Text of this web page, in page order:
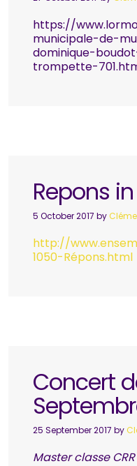
https://
municipale-de-
dominique-
trompette-
Repons
5 October 2017 by
http://
1050-Répons.html
Concert
25 September 2017 by
Master classe